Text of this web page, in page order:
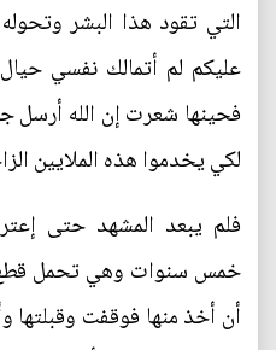
التي تقود هذا البشر
عليكم لم أتمالك نفسي
فحينها شعرت إن الله أرسل
لكي يخدموا هذه الملايين
فلم يبعد المشهد حتى
خمس سنوات وهي تحمل قطع
أن أخذ منها فوقفت